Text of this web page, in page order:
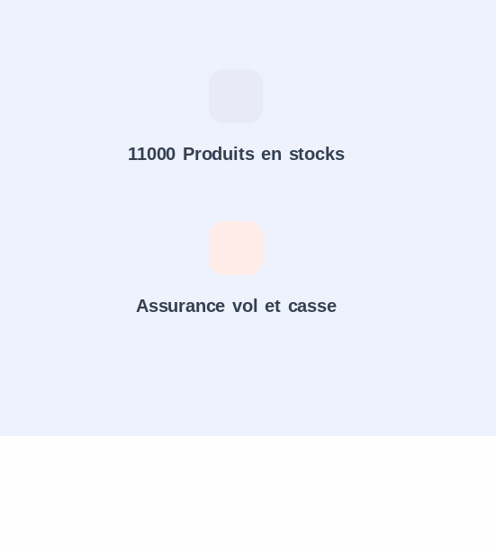
11000 Produits en stocks
Assurance vol et casse